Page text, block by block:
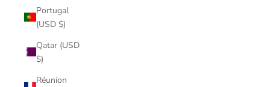
Portugal
(USD $)
Qatar (USD
$)
Réunion